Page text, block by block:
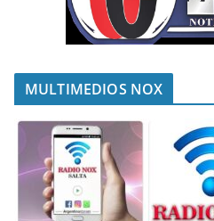
MULTIMEDIOS NOX